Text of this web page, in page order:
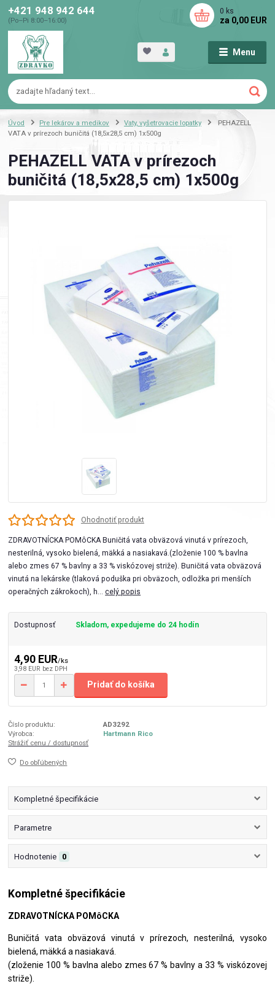
Menu
+421 948 942 644
(Po–Pi 8:00–16:00)
0 ks
za 0,00 EUR
Úvod Pre lekárov a medikov Vaty, vyšetrovacie lopatky
PEHAZELL
VATA v prírezoch buničitá (18,5x28,5 cm) 1x500g
PEHAZELL VATA v prírezoch
buničitá (18,5x28,5 cm) 1x500g
Ohodnotiť produkt
ZDRAVOTNÍCKA POMôCKA Buničitá vata obväzová vinutá v prírezoch,
nesterilná, vysoko bielená, mäkká a nasiakavá.(zloženie 100 % bavlna
alebo zmes 67 % bavlny a 33 % viskózovej striže). Buničitá vata obväzová
vinutá na lekárske (tlaková poduška pri obväzoch, odložka pri menších
operačných zákrokoch), h...celý popis
Dostupnosť Skladom, expedujeme do 24 hodín
4,90 EUR/ks
3,98 EUR bez DPH
Pridať do košíka
Číslo produktu:
AD3292
Výrobca:
Hartmann Rico
Strážiť cenu / dostupnosť
Do obľúbených
Kompletné špecifikácie
Parametre
Hodnotenie 0
Kompletné špecifikácie
ZDRAVOTNÍCKA POMôCKA
Buničitá vata obväzová vinutá v prírezoch, nesterilná, vysoko
bielená, mäkká a nasiakavá.
(zloženie 100 % bavlna alebo zmes 67 % bavlny a 33 % viskózovej
striže).